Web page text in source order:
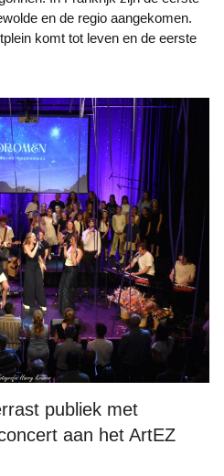
en de regio aangekomen.
komt tot leven en de eerste
publiek met
aan het ArtEZ